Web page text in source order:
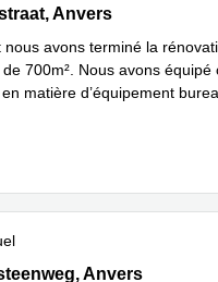
30, Anvers
Anvers
nous avons terminé la
700m². Nous avons
matière d’équipement
65, Anvers
Anvers